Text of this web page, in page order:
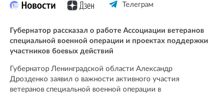
Телеграм
Губернатор рассказал о работе Ассоциации ветеранов
специальной военной операции и проектах поддержки
участников боевых действий
Губернатор Ленинградской области Александр
Дрозденко заявил о важности активного участия
ветеранов специальной военной операции в